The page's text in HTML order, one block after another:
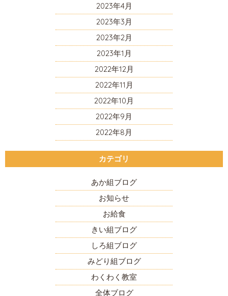
2023年4月
2023年3月
2023年2月
2023年1月
2022年12月
2022年11月
2022年10月
2022年9月
2022年8月
カテゴリ
あか組ブログ
お知らせ
お給食
きい組ブログ
しろ組ブログ
みどり組ブログ
わくわく教室
全体ブログ